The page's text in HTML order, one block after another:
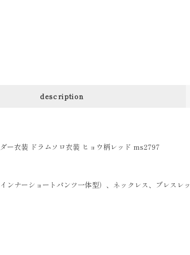
description
ー衣装 ドラムソロ衣装 ヒョウ柄レッド ms2797
ンナーショートパンツ一体型）、ネックレス、ブレスレ